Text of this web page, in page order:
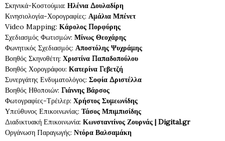
Σκηνικά-Κοστούμια: Ηλένια Δουλαδίρη
Κινησιολογία-Χορογραφίες: Αμάλια Μπένετ
Video Mapping: Κάρολος Πορφύρης
Σχεδιασμός Φωτισμών: Μίνως Θεοχάρης
Φωνητικός Σχεδιασμός: Αποστόλης Ψυχράμης
Βοηθός Σκηνοθέτη: Χριστίνα Παπαδοπούλου
Βοηθός Χορογράφου: Κατερίνα Γεβετζή
Συνεργάτης Ενδυματολόγος: Σοφία Δριστέλλα
Βοηθός Ηθοποιών: Γιάννης Βάρσος
Φωτογραφίες-Τρέιλερ: Χρήστος Συμεωνίδης
Υπεύθυνος Επικοινωνίας: Τάσος Μπιμπισίδης
Διαδικτυακή Επικοινωνία: Κωνσταντίνος Ζουρνάς | Digital.gr
Οργάνωση Παραγωγής: Ντόρα Βαλσαμάκη